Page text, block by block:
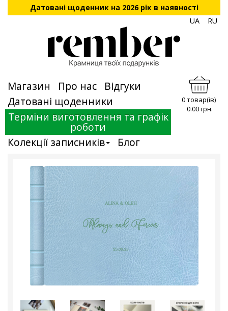
Датовані щоденник на 2026 рік в наявності
UA
RU
Магазин Про нас
Відгуки
Датовані щоденники
Терміни виготовлення та графік
роботи
Колекції записників
Блог
0 товар(ів)
0.00 грн.